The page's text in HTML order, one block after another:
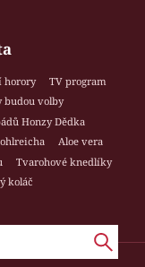
horory
TV program
budou volby
Honzy Dědka
Aloe vera
Tvarohové knedlíky
koláč